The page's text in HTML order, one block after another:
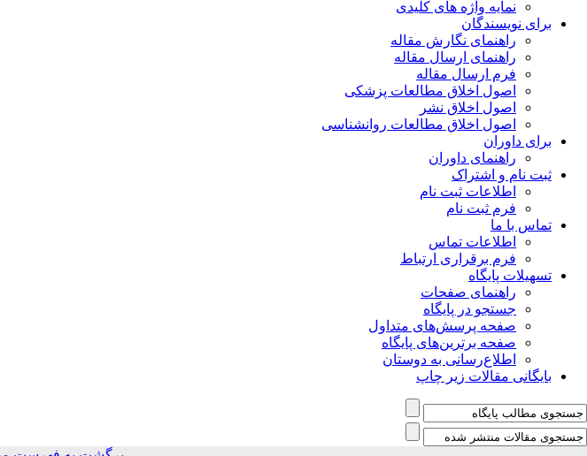
نمایه واژه های کلیدی
برای نویسندگان
راهنمای نگارش مقاله
راهنمای ارسال مقاله
فرم ارسال مقاله
اصول اخلاق مطالعات پزشکی
اصول اخلاق نشر
اصول اخلاق مطالعات روانشناسی
برای داوران
راهنمای داوران
ثبت نام و اشتراک
اطلاعات ثبت نام
فرم ثبت نام
تماس با ما
اطلاعات تماس
فرم برقراری ارتباط
تسهیلات پایگاه
راهنمای صفحات
جستجو در پایگاه
صفحه پرسش‌های متداول
صفحه برترین‌های پایگاه
اطلاع‌رسانی به دوستان
بایگانی مقالات زیر چاپ